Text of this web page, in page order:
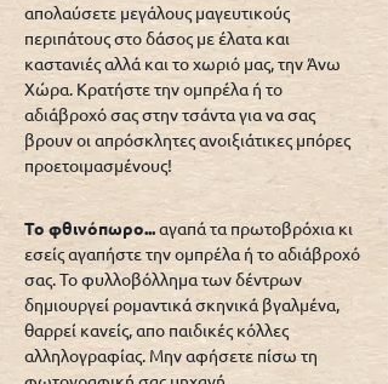
απολαύσετε μεγάλους μαγευτικούς
περιπάτους στο δάσος με έλατα και
καστανιές αλλά και το χωριό μας, την Άνω
Χώρα. Κρατήστε την ομπρέλα ή το
αδιάβροχό σας στην τσάντα για να σας
βρουν οι απρόσκλητες ανοιξιάτικες μπόρες
προετοιμασμένους!
Το φθινόπωρο...αγαπά τα πρωτοβρόχια κι
εσείς αγαπήστε την ομπρέλα ή το αδιάβροχό
σας. Το φυλλοβόλλημα των δέντρων
δημιουργεί ρομαντικά σκηνικά βγαλμένα,
θαρρεί κανείς, απο παιδικές κόλλες
αλληλογραφίας. Μην αφήσετε πίσω τη